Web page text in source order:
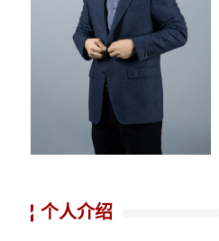
个人介绍